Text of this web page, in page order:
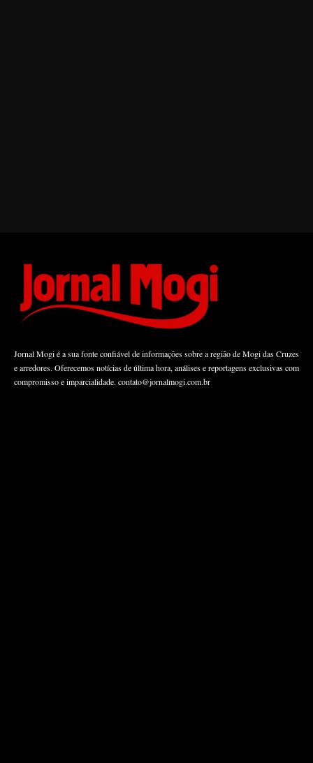
Jornal Mogi é a sua fonte confiável de informações sobre a região de Mogi das Cruzes
e arredores. Oferecemos notícias de última hora, análises e reportagens exclusivas com
compromisso e imparcialidade. contato@jornalmogi.com.br